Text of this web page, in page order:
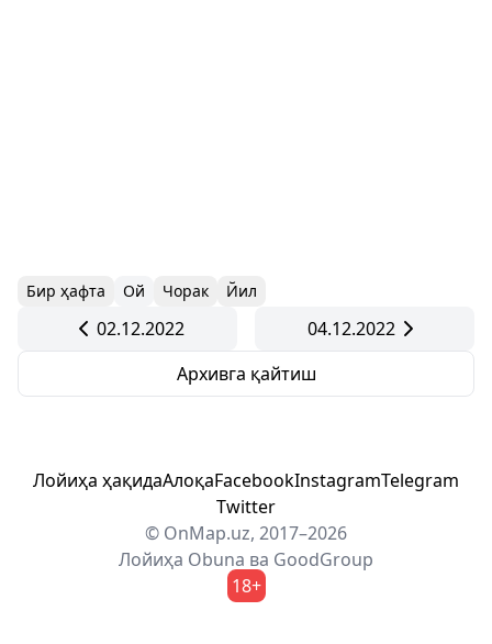
Бир ҳафта Ой Чорак Йил
02.12.2022
04.12.2022
Архивга қайтиш
Лойиҳа ҳақидаАлоқаFacebookInstagramTelegram
Twitter
© OnMap.uz, 2017–2026
Лойиҳа Obuna ва GoodGroup
18+